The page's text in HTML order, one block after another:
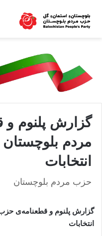
گزارش پلنوم
مردم بلوچستان
انتخابات
حزب مردم بلوچستان
گزارش پلنوم و قطعنامه‌ی حزب
انتخابات